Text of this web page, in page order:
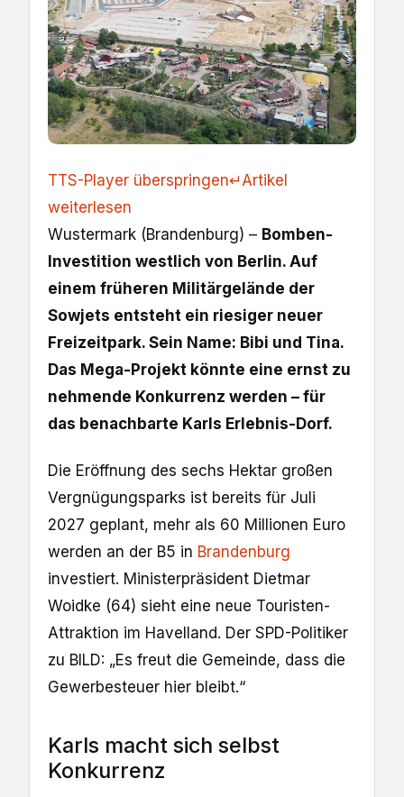
TTS-Player überspringen↵Artikel
weiterlesen
Wustermark (Brandenburg) – Bomben-
Investition westlich von Berlin. Auf
einem früheren Militärgelände der
Sowjets entsteht ein riesiger neuer
Freizeitpark. Sein Name: Bibi und Tina.
Das Mega-Projekt könnte eine ernst zu
nehmende Konkurrenz werden – für
das benachbarte Karls Erlebnis-Dorf.
Die Eröffnung des sechs Hektar großen
Vergnügungsparks ist bereits für Juli
2027 geplant, mehr als 60 Millionen Euro
werden an der B5 in Brandenburg
investiert. Ministerpräsident Dietmar
Woidke (64) sieht eine neue Touristen-
Attraktion im Havelland. Der SPD-Politiker
zu BILD: „Es freut die Gemeinde, dass die
Gewerbesteuer hier bleibt.“
Karls macht sich selbst
Konkurrenz